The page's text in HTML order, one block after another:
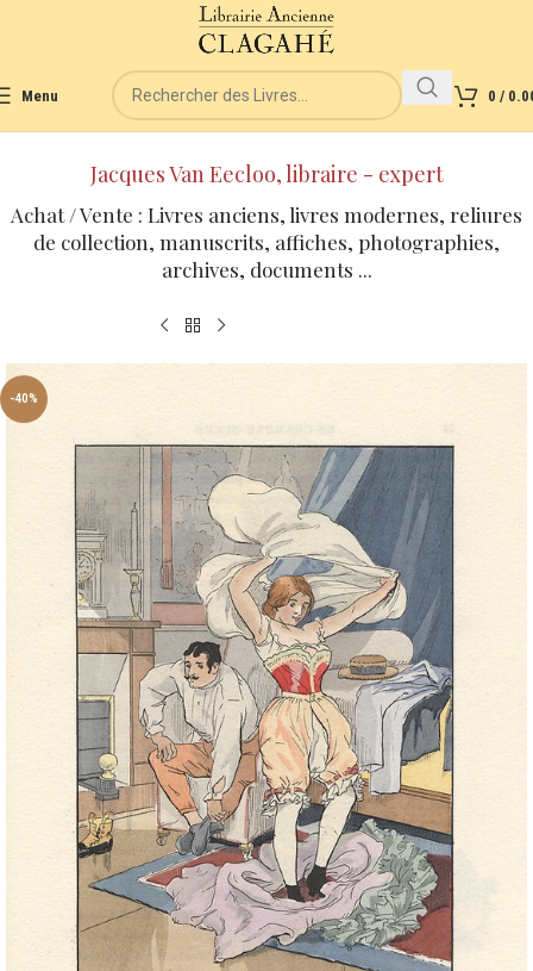
Menu 0 /
Jacques Van Eecloo, libraire - expert
Achat / Vente : Livres anciens, livres modernes, reliures
de collection, manuscrits, affiches, photographies,
archives, documents ...
-40%